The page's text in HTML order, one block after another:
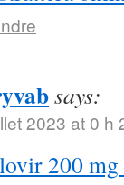
says:
2023 at 0 h
200